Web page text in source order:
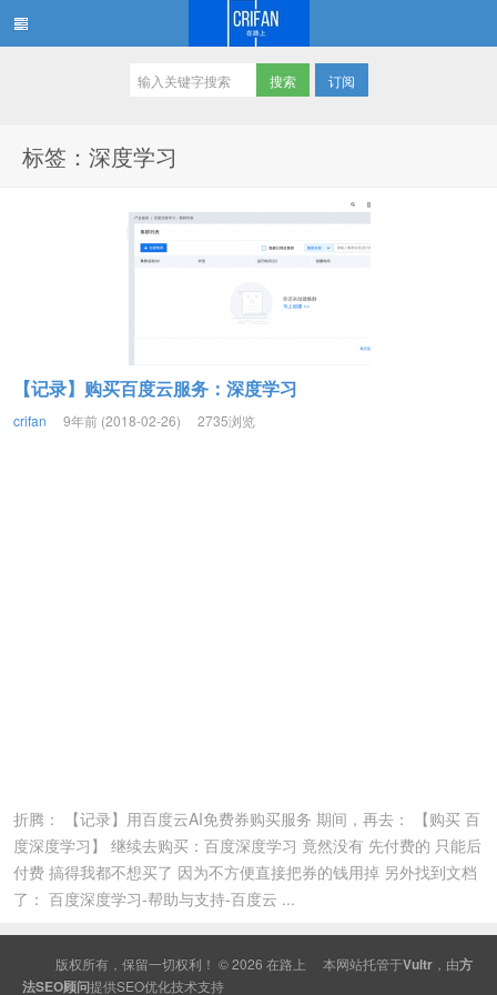
订阅
标签：深度学习
【记录】购买百度云服务：深度学习
crifan 9年前 (2018-02-26) 2735浏览
折腾： 【记录】用百度云AI免费券购买服务 期间，再去： 【购买 百
度深度学习】 继续去购买：百度深度学习 竟然没有 先付费的 只能后
付费 搞得我都不想买了 因为不方便直接把券的钱用掉 另外找到文档
了： 百度深度学习-帮助与支持-百度云 ...
版权所有，保留一切权利！ © 2026 在路上 本网站托管于Vultr ，由方
法SEO顾问提供SEO优化技术支持